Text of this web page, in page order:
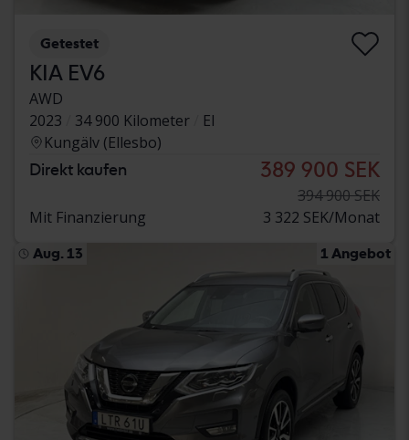
Getestet
KIA EV6
AWD
2023
34 900 Kilometer
El
Kungälv (Ellesbo)
Direkt kaufen 389 900 SEK
394 900 SEK
Mit Finanzierung
3 322 SEK/Monat
Aug. 13 1 Angebot